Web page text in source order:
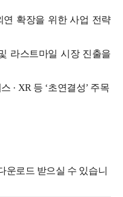
연 확장을 위한 사업 전략
라스트마일 시장 진출을
· XR 등 ‘초연결성’ 주목
운로드 받으실 수 있습니